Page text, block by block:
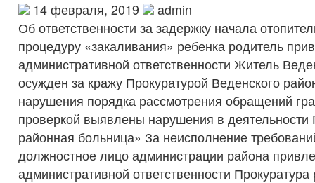
14 февраля, 2019
admin
Об ответственности за задержку начала
процедуру «закаливания» ребенка родитель
административной ответственности Житель
осужден за кражу Прокуратурой Веденского
нарушения порядка рассмотрения обращений
проверкой выявлены нарушения в
районная больница» За неисполнение
должностное лицо администрации района
административной ответственности